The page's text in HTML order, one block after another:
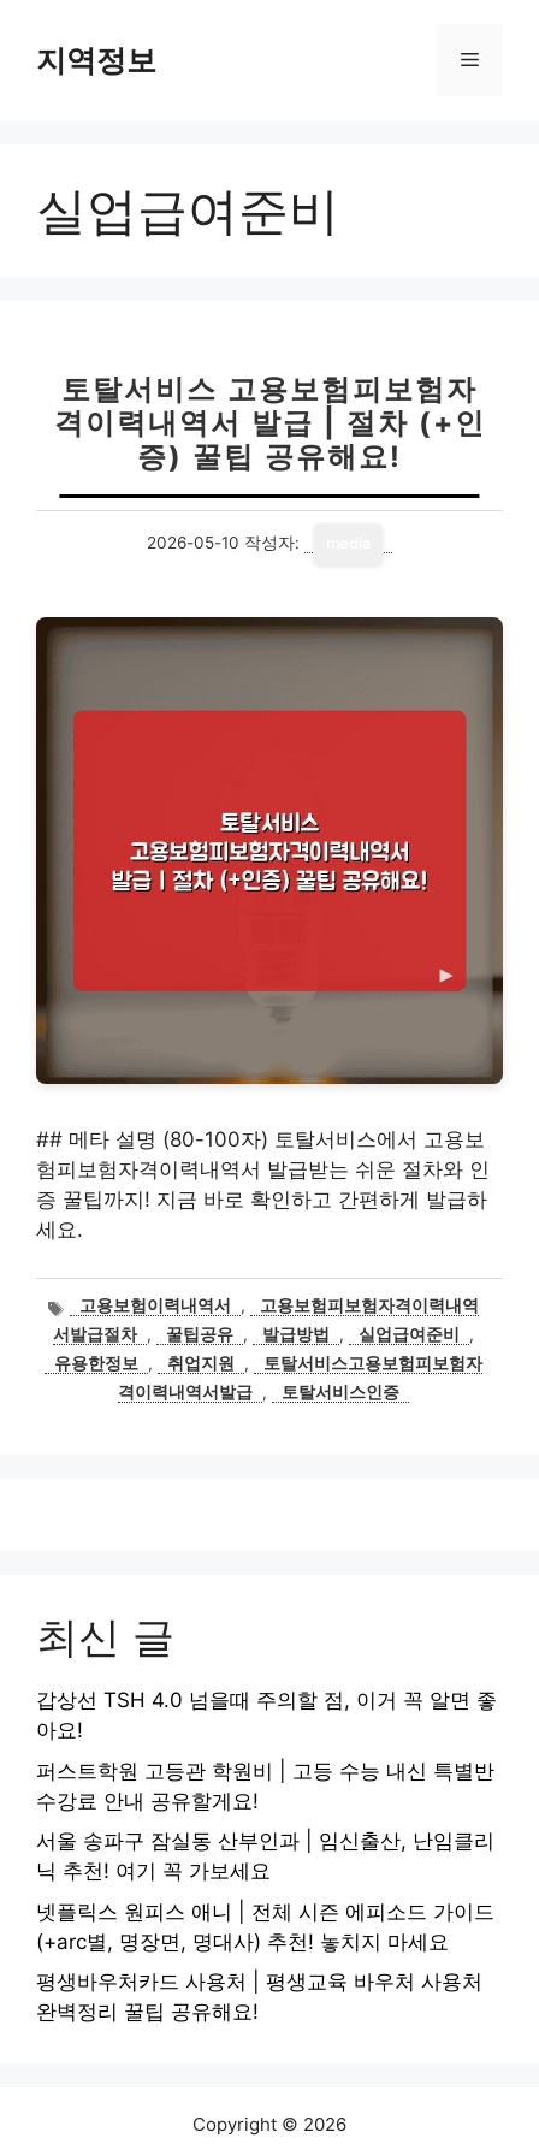
지역정보 메
실업급여준비
토탈서비스 고용보험피보험자
격이력내역서 발급 | 절차 (+인
증) 꿀팁 공유해요!
2026-05-10 작성자:
## 메타 설명 (80-100자) 토탈서비스에서 고용보
험피보험자격이력내역서 발급받는 쉬운 절차와 인
증 꿀팁까지! 지금 바로 확인하고 간편하게 발급하
세요.
태
그
고용보험이력내역서 ,
고용보험피보험자격이력내역
서발급절차 , 꿀팁공유 , 발급방법 , 실업급여준비
,
유용한정보
, 취업지원 ,
토탈서비스고용보험피보험자
격이력내역서발급 , 토탈서비스인증
최신 글
갑상선 TSH 4.0 넘을때 주의할 점, 이거 꼭 알면 좋
아요!
퍼스트학원 고등관 학원비 | 고등 수능 내신 특별반
수강료 안내 공유할게요!
서울 송파구 잠실동 산부인과 | 임신출산, 난임클리
닉 추천! 여기 꼭 가보세요
넷플릭스 원피스 애니 | 전체 시즌 에피소드 가이드
(+arc별, 명장면, 명대사) 추천! 놓치지 마세요
평생바우처카드 사용처 | 평생교육 바우처 사용처
완벽정리 꿀팁 공유해요!
Copyright © 2026